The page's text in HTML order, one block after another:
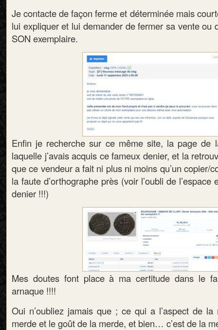
Je contacte de façon ferme et déterminée mais
lui expliquer et lui demander de fermer sa vente ou
SON exemplaire.
Enfin je recherche sur ce même site, la page de
laquelle j’avais acquis ce fameux denier, et la
que ce vendeur a fait ni plus ni moins qu’un copier/
la faute d’orthographe près (voir l’oubli de
denier !!!)
Mes doutes font place à ma certitude dans le
arnaque !!!!
Oui n’oubliez jamais que ; ce qui a l’aspect de la
merde et le goût de la merde, et bien… c’est de la